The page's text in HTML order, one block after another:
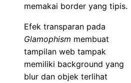
memakai border yang tipis.
Efek transparan pada
Glamophism membuat
tampilan web tampak
memiliki background yang
blur dan objek terlihat